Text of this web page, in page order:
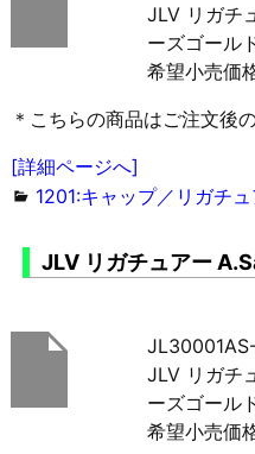
JLV リガチ
ーズゴール
希望小売価
＊こちらの商品はご注文後
[詳細ページへ]
1201:キャップ／リガチ
JLV リガチュアー
JLV リガチ
ーズゴール
希望小売価